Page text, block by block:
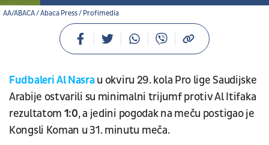
AA/ABACA / Abaca Press / Profimedia
Fudbaleri Al Nasrau okviru 29. kola Pro lige Saudijske
Arabije ostvarili su minimalni trijumf protiv Al Itifaka
rezultatom 1:0, a jedini pogodak na meču postigao je
Kongsli Koman u 31. minutu meča.